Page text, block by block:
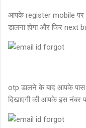
आपके register mobile पर
डालना होगा और फिर next
otp डालने के बाद आपके
दिखाएगी की आपके इस